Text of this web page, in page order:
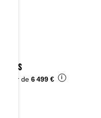
2025 DS
À partir de 6 499 € i